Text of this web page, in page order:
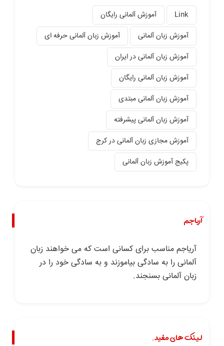
Link
آموزش آلمانی رایگان
آموزش زبان آلمانی
آموزش زبان آلمانی حرفه ای
آموزش زبان آلمانی در ایران
آموزش زبان آلمانی رایگان
آموزش زبان آلمانی مبتدی
آموزش زبان آلمانی پیشرفته
آموزش مجازی زبان آلمانی در کرج
پکیج آموزش زبان آلمانی
آریاجم
آریاجم مناسب برای کسانی است که می خواهند زبان
آلمانی را به سادگی بیاموزند و به سادگی خود را در
زبان آلمانی بسنجند.
لینک های مفید.